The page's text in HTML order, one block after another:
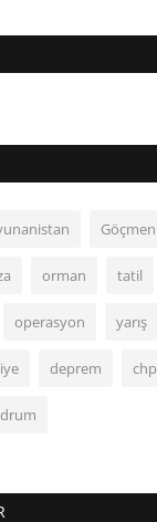
Göçmen
orman tatil
operasyon yarış
deprem chp